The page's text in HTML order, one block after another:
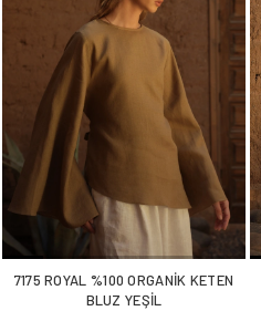
7175 ROYAL %100 ORGANİK KETEN
BLUZ YEŞİL